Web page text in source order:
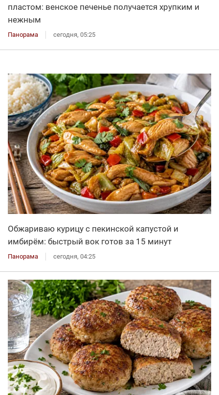
пластом: венское печенье получается хрупким и
нежным
Панорама сегодня, 05:25
Обжариваю курицу с пекинской капустой и
имбирём: быстрый вок готов за 15 минут
Панорама сегодня, 04:25